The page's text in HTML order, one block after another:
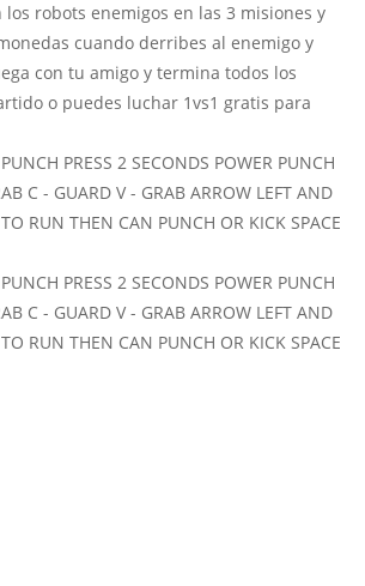
los robots enemigos en las 3 misiones y
cuando derribes al enemigo y
con tu amigo y termina todos los
o puedes luchar 1vs1 gratis para
PRESS 2 SECONDS POWER PUNCH
C - GUARD V - GRAB ARROW LEFT AND
RUN THEN CAN PUNCH OR KICK SPACE
PRESS 2 SECONDS POWER PUNCH
C - GUARD V - GRAB ARROW LEFT AND
RUN THEN CAN PUNCH OR KICK SPACE